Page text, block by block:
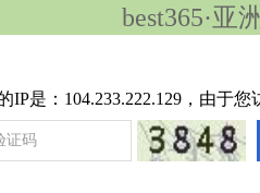
best365·亚
IP是：104.233.222.129，由于